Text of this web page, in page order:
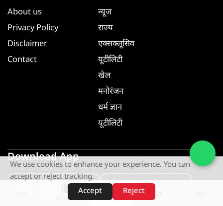
वेब स्टोरीज़
About us
Privacy Policy
Disclaimer
Contact
न्यूज
राज्य
एक्सक्लूसिव
यूटीलिटी
खेल
मनोरंजन
धर्म ज्ञान
यूटीलिटी
Download App
Google Play
GET IT ON
App Store
We use cookies to enhance your experience. You can
accept or reject tracking.
Accept
Reject